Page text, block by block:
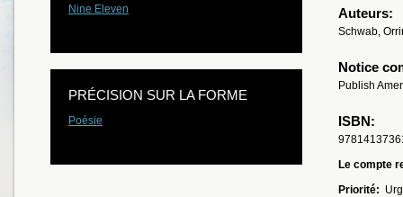
Auteurs:
Schwab,
Notice
Publish
ISBN:
Le compte
Priorité:
Nine Eleven
PRÉCISION SUR LA FORME
Poésie